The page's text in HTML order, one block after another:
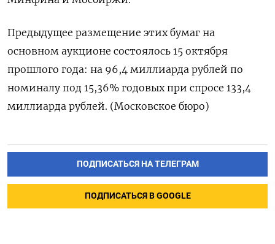
Предыдущее размещение этих бумаг на ​
основном ⁠аукционе состоялось 15 октября
прошлого года: на ‌96,4 миллиарда рублей ‌по
номиналу под 15,36% годовых ​при спросе 133,4
миллиарда ‌рублей. (Московское бюро)
ПОДПИСАТЬСЯ НА ТЕЛЕГРАМ
ПОДПИСАТЬСЯ В GOOGLE